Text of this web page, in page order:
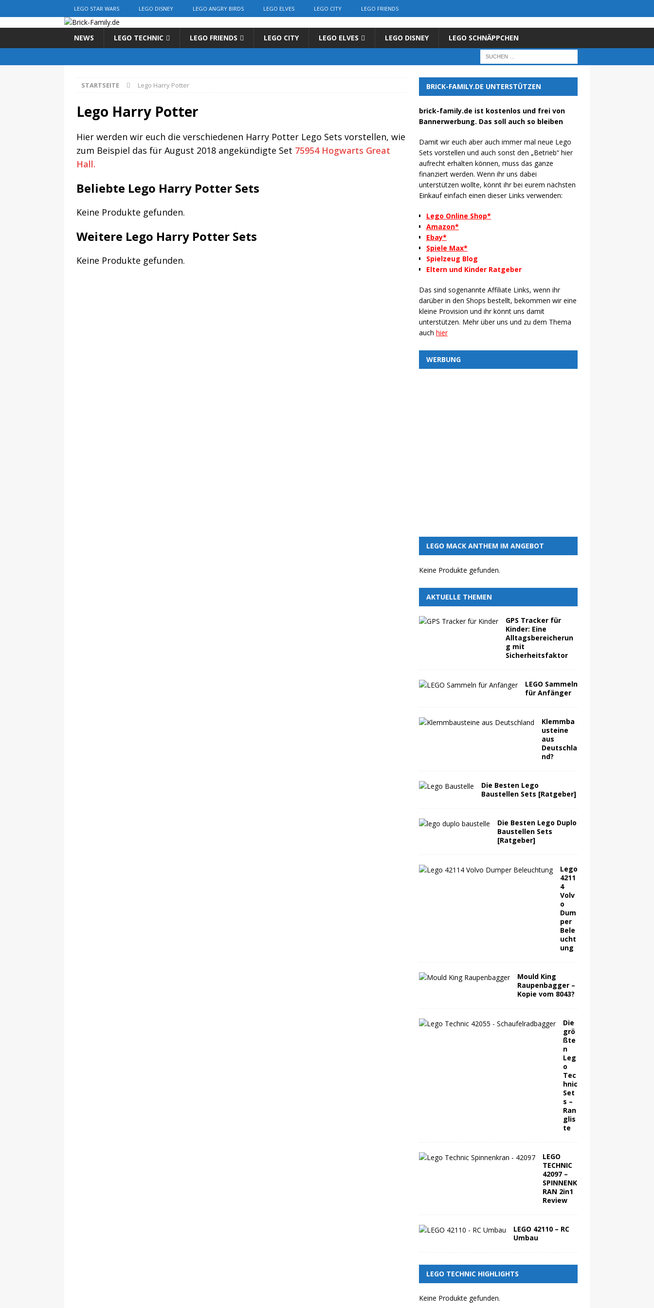
LEGO STAR WARS LEGO DISNEY LEGO ANGRY BIRDS LEGO ELVES LEGO CITY LEGO FRIENDS
NEWS LEGO TECHNIC LEGO FRIENDS LEGO CITY LEGO ELVES LEGO DISNEY LEGO SCHNÄPPCHEN
STARTSEITE Lego Harry Potter
Lego Harry Potter
Hier werden wir euch die verschiedenen Harry Potter Lego Sets vorstellen, wie
zum Beispiel das für August 2018 angekündigte Set 75954 Hogwarts Great
Hall.
Beliebte Lego Harry Potter Sets
Keine Produkte gefunden.
Weitere Lego Harry Potter Sets
Keine Produkte gefunden.
BRICK-FAMILY.DE UNTERSTÜTZEN
brick-family.de ist kostenlos und frei von
Bannerwerbung. Das soll auch so bleiben
Damit wir euch aber auch immer mal neue Lego
Sets vorstellen und auch sonst den „Betrieb“ hier
aufrecht erhalten können, muss das ganze
finanziert werden. Wenn ihr uns dabei
unterstützen wollte, könnt ihr bei eurem nächsten
Einkauf einfach einen dieser Links verwenden:
Lego Online Shop*
Amazon*
Ebay*
Spiele Max*
Spielzeug Blog
Eltern und Kinder Ratgeber
Das sind sogenannte Affiliate Links, wenn ihr
darüber in den Shops bestellt, bekommen wir eine
kleine Provision und ihr könnt uns damit
unterstützen. Mehr über uns und zu dem Thema
auch hier
WERBUNG
LEGO MACK ANTHEM IM ANGEBOT
Keine Produkte gefunden.
AKTUELLE THEMEN
GPS Tracker für
Kinder: Eine
Alltagsbereicherun
g mit
Sicherheitsfaktor
LEGO Sammeln
für Anfänger
Klemmba
usteine
aus
Deutschla
nd?
Die Besten Lego
Baustellen Sets [Ratgeber]
Die Besten Lego Duplo
Baustellen Sets
[Ratgeber]
Lego
4211
4
Volv
o
Dum
per
Bele
ucht
ung
Mould King
Raupenbagger –
Kopie vom 8043?
Die
grö
ßte
n
Leg
o
Tec
hnic
Set
s –
Ran
glis
te
LEGO
TECHNIC
42097 –
SPINNENK
RAN 2in1
Review
LEGO 42110 – RC
Umbau
LEGO TECHNIC HIGHLIGHTS
Keine Produkte gefunden.